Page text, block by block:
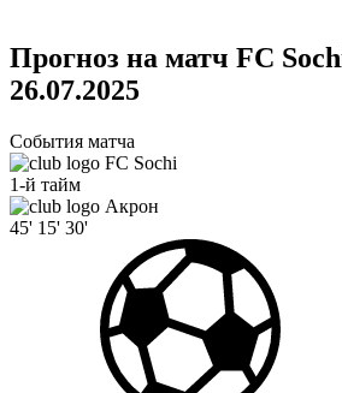
Прогноз на матч FC
26.07.2025
События матча
FC Sochi
1-й тайм
Акрон
45' 15' 30'